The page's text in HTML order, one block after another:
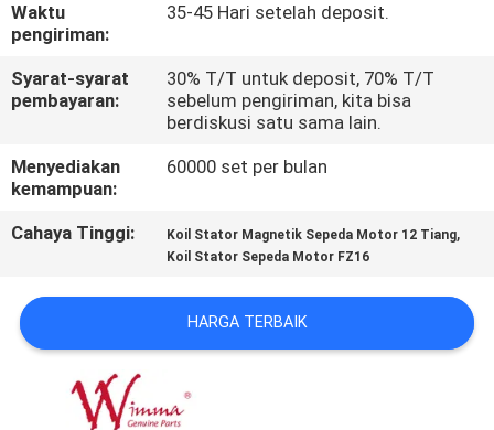
MINTA
KUTIPAN
SITUS
PRIBADI
Waktu
pengiriman:
35-45 Hari setelah deposit.
Syarat-syarat
pembayaran:
30% T/T untuk deposit, 70% T/T
sebelum pengiriman, kita bisa
berdiskusi satu sama lain.
Menyediakan
kemampuan:
60000 set per bulan
Cahaya Tinggi: Koil Stator Magnetik Sepeda Motor 12 Tiang,
Koil Stator Sepeda Motor FZ16
HARGA TERBAIK